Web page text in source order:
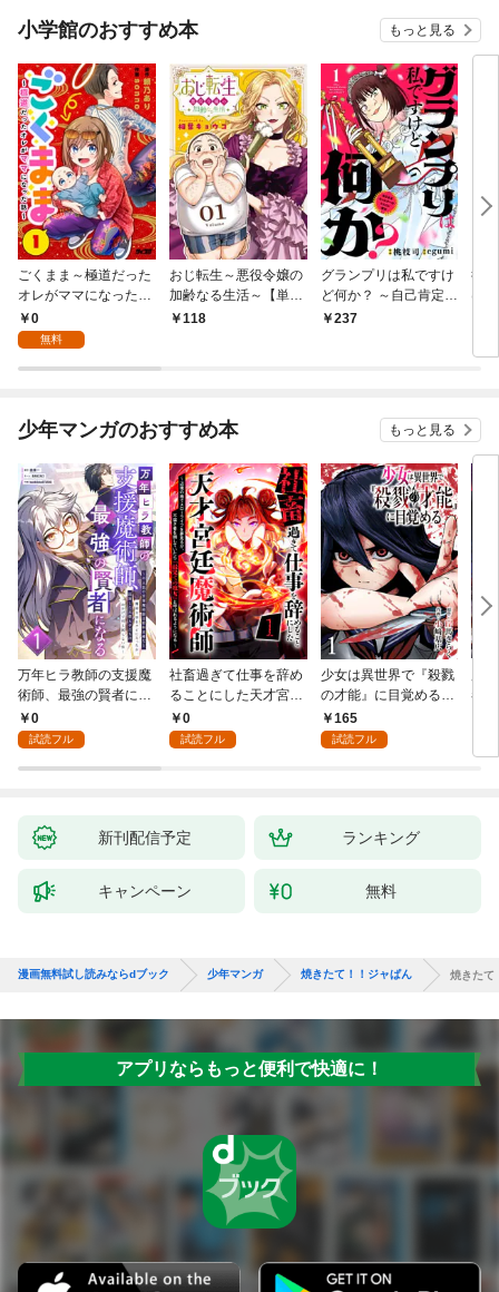
小学館のおすすめ本 もっと見る
ごくまま～極道だった
オレがママになった話
～【単話】（１）
0
無料
おじ転生～悪役令嬢の
加齢なる生活～【単
話】（１）
118
グランプリは私ですけ
ど何か？ ～自己肯定モ
ンスターのミスコン無
237
後
は
少年マンガのおすすめ本 もっと見る
万年ヒラ教師の支援魔
術師、最強の賢者にな
る～不人気の支援魔術
師は給料泥棒だと魔術
が、出世した元教え子
0
試読フル
社畜過ぎて仕事を辞め
ることにした天才宮廷
魔術師～辺境の地でス
ローライフを夢見る
0
試読フル
少女は異世界で『殺戮
の才能』に目覚める
(話売り) #1
165
試読フル
者
新刊配信予定 ランキング
キャンペーン 無料
漫画無料試し読みならdブック 少年マンガ 焼きたて！！ジャぱん 焼きたて
アプリならもっと便利で快適に！